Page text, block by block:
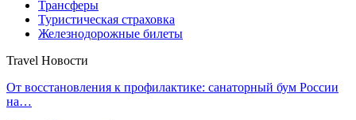
Трансферы
Туристическая страховка
Железнодорожные билеты
Travel Новости
От восстановления к профилактике: санаторный бум России
на…